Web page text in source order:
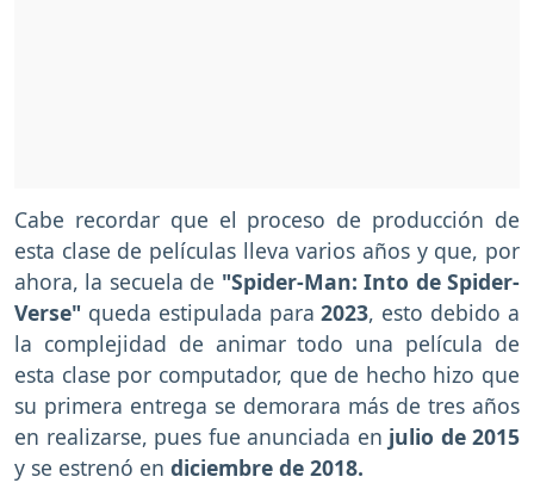
Cabe recordar que el proceso de producción de
esta clase de películas lleva varios años y que, por
ahora, la secuela de "Spider-Man: Into de Spider-
Verse" queda estipulada para 2023, esto debido a
la complejidad de animar todo una película de
esta clase por computador, que de hecho hizo que
su primera entrega se demorara más de tres años
en realizarse, pues fue anunciada en julio de 2015
y se estrenó en diciembre de 2018.